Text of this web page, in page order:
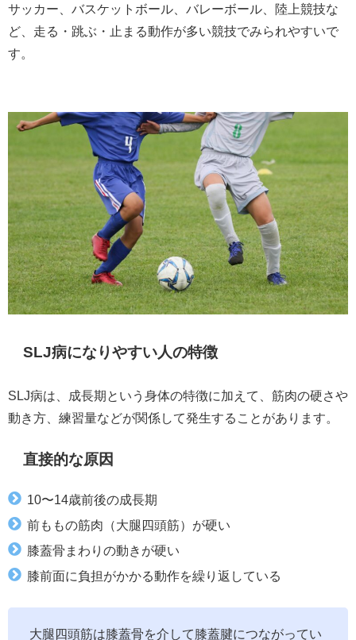
サッカー、バスケットボール、バレーボール、陸上競技な
ど、走る・跳ぶ・止まる動作が多い競技でみられやすいで
す。
SLJ病になりやすい人の特徴
SLJ病は、成長期という身体の特徴に加えて、筋肉の硬さや
動き方、練習量などが関係して発生することがあります。
直接的な原因
10〜14歳前後の成長期
前ももの筋肉（大腿四頭筋）が硬い
膝蓋骨まわりの動きが硬い
膝前面に負担がかかる動作を繰り返している
大腿四頭筋は膝蓋骨を介して膝蓋腱につながってい